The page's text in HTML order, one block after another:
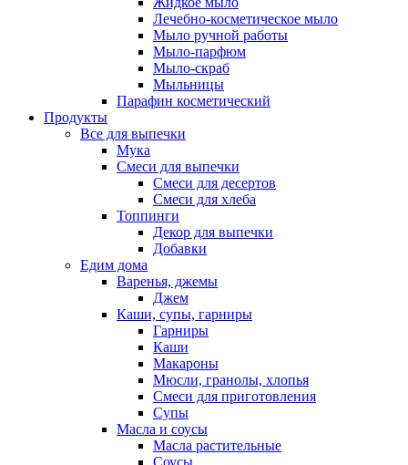
Лечебно-косметическое мыло
Мыло ручной работы
Мыло-парфюм
Мыло-скраб
Мыльницы
Парафин косметический
Продукты
Все для выпечки
Мука
Смеси для выпечки
Смеси для десертов
Смеси для хлеба
Топпинги
Декор для выпечки
Добавки
Едим дома
Варенья, джемы
Джем
Каши, супы, гарниры
Гарниры
Каши
Макароны
Мюсли, гранолы, хлопья
Смеси для приготовления
Супы
Масла и соусы
Масла растительные
Соусы